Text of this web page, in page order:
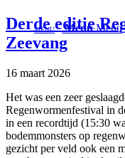
Menu Menu
Derde editie
Zeevang
16 maart 2026
Het was een zeer
Regenwormenfestival in
in een recordtijd (15:30
bodemmonsters op
gezicht per veld ook een